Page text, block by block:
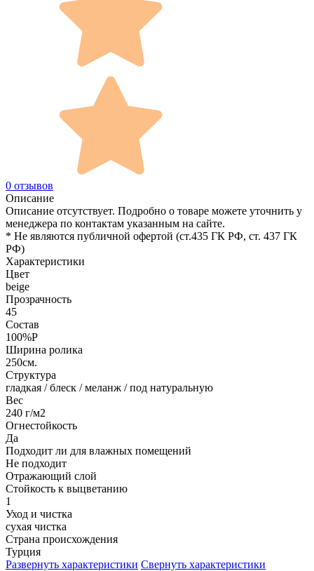
0 отзывов
Описание
Описание отсутствует. Подробно о товаре можете уточнить у
менеджера по контактам указанным на сайте.
* Не являются публичной офертой (ст.435 ГК РФ, cт. 437 ГК
РФ)
Характеристики
Цвет
beige
Прозрачность
45
Состав
100%P
Ширина ролика
250см.
Структура
гладкая / блеск / меланж / под натуральную
Вес
240 г/м2
Огнестойкость
Да
Подходит ли для влажных помещений
Не подходит
Отражающий слой
Стойкость к выцветанию
1
Уход и чистка
сухая чистка
Страна происхождения
Турция
Развернуть характеристики Свернуть характеристики